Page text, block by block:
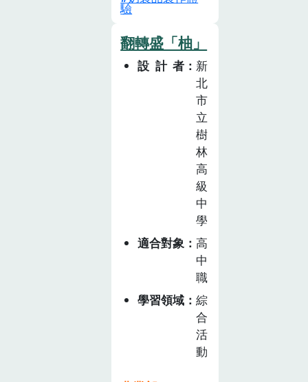
生進一步發想百
香果 LOGO 與
文創商品設計，
將完成的成品進
行宣傳、販售，
提升消費者對百
香果的認識與好
感。整體課程引
導學生深入瞭解
家鄉的農產業與
其文化，融入國
際重要新興議題
─「循環經濟、
資源永續」的概
念，帶領學生體
驗、探索如何將
百香果的枝條、
花、果殼以及果
肉等，應用科學
原理，進行各種
習，「食農牛奶
課」為其中一個
主題，為期6週
共計12節。以
心，規劃三階段
「牛奶小學堂」
介紹我國酪農業
政策及酪農區發
展的變遷，邀請
臺南在地第三代
酪農擔任講座老
師，介紹在地酪
化，分享牧場經
營經驗；主題二
「牛奶二三事」
透過試飲分辨牛
奶風味、動手做
驗
翻轉盛「柚」
設計者
新
北
市
立
樹
林
高
級
中
學
適合對象
高
中
職
學習領域
綜
合
活
動